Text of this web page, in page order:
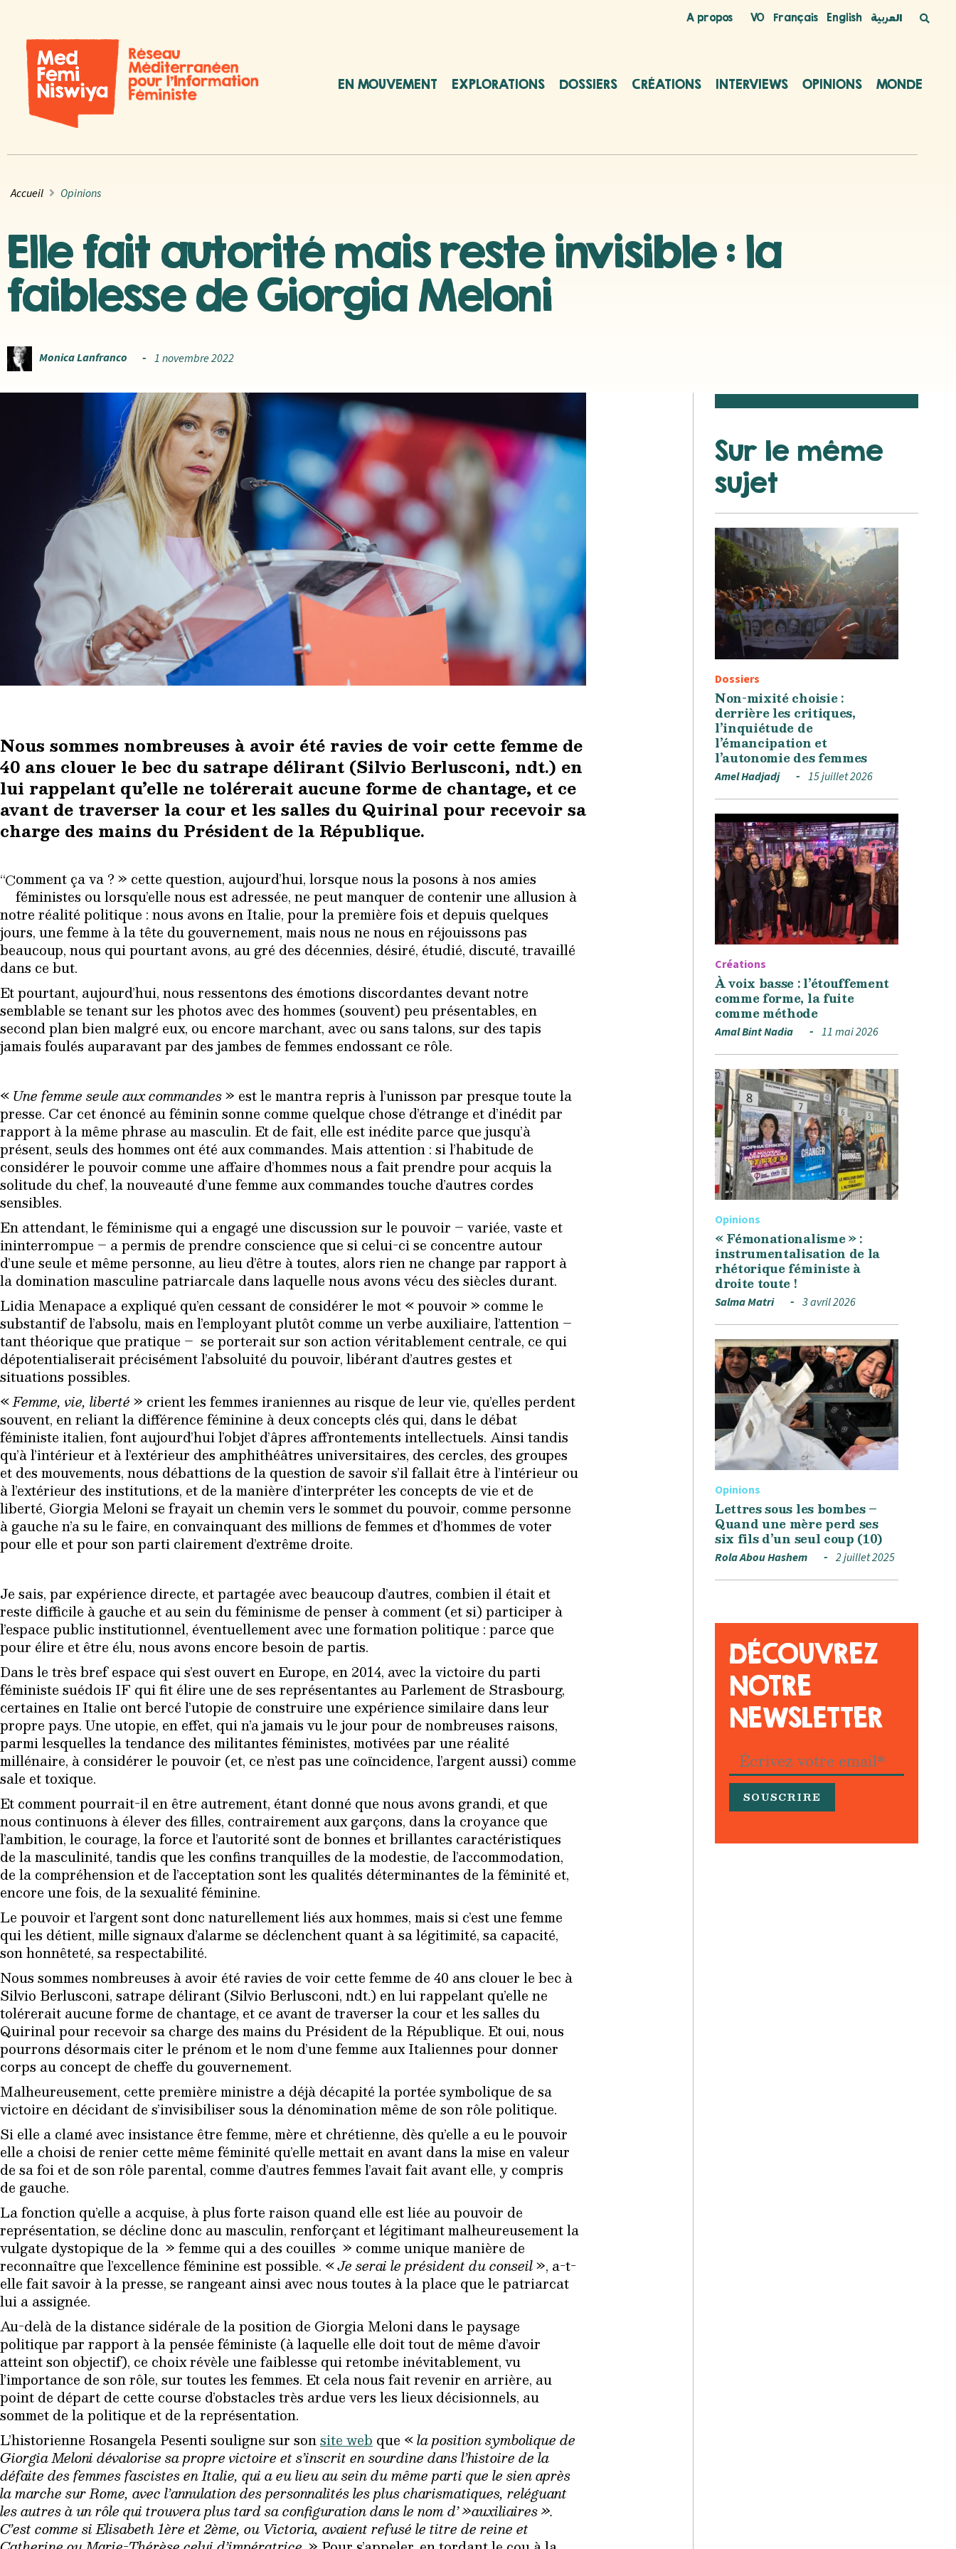
A propos VO Français English العربية
EN MOUVEMENT EXPLORATIONS DOSSIERS CRÉATIONS INTERVIEWS OPINIONS MONDE
Accueil Opinions
Elle fait autorité mais reste invisible : la
faiblesse de Giorgia Meloni
Monica Lanfranco 1 novembre 2022
Nous sommes nombreuses à avoir été ravies de voir cette femme de
40 ans clouer le bec du satrape délirant (Silvio Berlusconi, ndt.) en
lui rappelant qu’elle ne tolérerait aucune forme de chantage, et ce
avant de traverser la cour et les salles du Quirinal pour recevoir sa
charge des mains du Président de la République.
“Comment ça va ? » cette question, aujourd’hui, lorsque nous la posons à nos amies
féministes ou lorsqu’elle nous est adressée, ne peut manquer de contenir une allusion à
notre réalité politique : nous avons en Italie, pour la première fois et depuis quelques
jours, une femme à la tête du gouvernement, mais nous ne nous en réjouissons pas
beaucoup, nous qui pourtant avons, au gré des décennies, désiré, étudié, discuté, travaillé
dans ce but.
Et pourtant, aujourd’hui, nous ressentons des émotions discordantes devant notre
semblable se tenant sur les photos avec des hommes (souvent) peu présentables, en
second plan bien malgré eux, ou encore marchant, avec ou sans talons, sur des tapis
jamais foulés auparavant par des jambes de femmes endossant ce rôle.
«Une femme seule aux commandes» est le mantra repris à l’unisson par presque toute la
presse. Car cet énoncé au féminin sonne comme quelque chose d’étrange et d’inédit par
rapport à la même phrase au masculin. Et de fait, elle est inédite parce que jusqu’à
présent, seuls des hommes ont été aux commandes. Mais attention : si l’habitude de
considérer le pouvoir comme une affaire d’hommes nous a fait prendre pour acquis la
solitude du chef, la nouveauté d’une femme aux commandes touche d’autres cordes
sensibles.
En attendant, le féminisme qui a engagé une discussion sur le pouvoir – variée, vaste et
ininterrompue – a permis de prendre conscience que si celui-ci se concentre autour
d’une seule et même personne, au lieu d’être à toutes, alors rien ne change par rapport à
la domination masculine patriarcale dans laquelle nous avons vécu des siècles durant.
Lidia Menapace a expliqué qu’en cessant de considérer le mot « pouvoir » comme le
substantif de l’absolu, mais en l’employant plutôt comme un verbe auxiliaire, l’attention –
tant théorique que pratique – se porterait sur son action véritablement centrale, ce qui
dépotentialiserait précisément l’absoluité du pouvoir, libérant d’autres gestes et
situations possibles.
«Femme, vie, liberté» crient les femmes iraniennes au risque de leur vie, qu’elles perdent
souvent, en reliant la différence féminine à deux concepts clés qui, dans le débat
féministe italien, font aujourd’hui l’objet d’âpres affrontements intellectuels. Ainsi tandis
qu’à l’intérieur et à l’extérieur des amphithéâtres universitaires, des cercles, des groupes
et des mouvements, nous débattions de la question de savoir s’il fallait être à l’intérieur ou
à l’extérieur des institutions, et de la manière d’interpréter les concepts de vie et de
liberté, Giorgia Meloni se frayait un chemin vers le sommet du pouvoir, comme personne
à gauche n’a su le faire, en convainquant des millions de femmes et d’hommes de voter
pour elle et pour son parti clairement d’extrême droite.
Je sais, par expérience directe, et partagée avec beaucoup d’autres, combien il était et
reste difficile à gauche et au sein du féminisme de penser à comment (et si) participer à
l’espace public institutionnel, éventuellement avec une formation politique : parce que
pour élire et être élu, nous avons encore besoin de partis.
Dans le très bref espace qui s’est ouvert en Europe, en 2014, avec la victoire du parti
féministe suédois IF qui fit élire une de ses représentantes au Parlement de Strasbourg,
certaines en Italie ont bercé l’utopie de construire une expérience similaire dans leur
propre pays. Une utopie, en effet, qui n’a jamais vu le jour pour de nombreuses raisons,
parmi lesquelles la tendance des militantes féministes, motivées par une réalité
millénaire, à considérer le pouvoir (et, ce n’est pas une coïncidence, l’argent aussi) comme
sale et toxique.
Et comment pourrait-il en être autrement, étant donné que nous avons grandi, et que
nous continuons à élever des filles, contrairement aux garçons, dans la croyance que
l’ambition, le courage, la force et l’autorité sont de bonnes et brillantes caractéristiques
de la masculinité, tandis que les confins tranquilles de la modestie, de l’accommodation,
de la compréhension et de l’acceptation sont les qualités déterminantes de la féminité et,
encore une fois, de la sexualité féminine.
Le pouvoir et l’argent sont donc naturellement liés aux hommes, mais si c’est une femme
qui les détient, mille signaux d’alarme se déclenchent quant à sa légitimité, sa capacité,
son honnêteté, sa respectabilité.
Nous sommes nombreuses à avoir été ravies de voir cette femme de 40 ans clouer le bec à
Silvio Berlusconi, satrape délirant (Silvio Berlusconi, ndt.) en lui rappelant qu’elle ne
tolérerait aucune forme de chantage, et ce avant de traverser la cour et les salles du
Quirinal pour recevoir sa charge des mains du Président de la République. Et oui, nous
pourrons désormais citer le prénom et le nom d’une femme aux Italiennes pour donner
corps au concept de cheffe du gouvernement.
Malheureusement, cette première ministre a déjà décapité la portée symbolique de sa
victoire en décidant de s’invisibiliser sous la dénomination même de son rôle politique.
Si elle a clamé avec insistance être femme, mère et chrétienne, dès qu’elle a eu le pouvoir
elle a choisi de renier cette même féminité qu’elle mettait en avant dans la mise en valeur
de sa foi et de son rôle parental, comme d’autres femmes l’avait fait avant elle, y compris
de gauche.
La fonction qu’elle a acquise, à plus forte raison quand elle est liée au pouvoir de
représentation, se décline donc au masculin, renforçant et légitimant malheureusement la
vulgate dystopique de la » femme qui a des couilles » comme unique manière de
reconnaître que l’excellence féminine est possible. «Je serai le président du conseil», a-t-
elle fait savoir à la presse, se rangeant ainsi avec nous toutes à la place que le patriarcat
lui a assignée.
Au-delà de la distance sidérale de la position de Giorgia Meloni dans le paysage
politique par rapport à la pensée féministe (à laquelle elle doit tout de même d’avoir
atteint son objectif), ce choix révèle une faiblesse qui retombe inévitablement, vu
l’importance de son rôle, sur toutes les femmes. Et cela nous fait revenir en arrière, au
point de départ de cette course d’obstacles très ardue vers les lieux décisionnels, au
sommet de la politique et de la représentation.
L’historienne Rosangela Pesenti souligne sur sonsite web que «la position symbolique de
Giorgia Meloni dévalorise sa propre victoire et s’inscrit en sourdine dans l’histoire de la
défaite des femmes fascistes en Italie, qui a eu lieu au sein du même parti que le sien après
la marche sur Rome, avec l’annulation des personnalités les plus charismatiques, reléguant
les autres à un rôle qui trouvera plus tard sa configuration dans le nom d’ »auxiliaires ».
C’est comme si Elisabeth 1ère et 2ème, ou Victoria, avaient refusé le titre de reine et
Sur le même
sujet
Dossiers
Non-mixité choisie :
derrière les critiques,
l’inquiétude de
l’émancipation et
l’autonomie des femmes
Amel Hadjadj 15 juillet 2026
Créations
À voix basse : l’étouffement
comme forme, la fuite
comme méthode
Amal Bint Nadia 11 mai 2026
Opinions
« Fémonationalisme » :
instrumentalisation de la
rhétorique féministe à
droite toute !
Salma Matri 3 avril 2026
Opinions
Lettres sous les bombes –
Quand une mère perd ses
six fils d’un seul coup (10)
Rola Abou Hashem 2 juillet 2025
DÉCOUVREZ
NOTRE
NEWSLETTER